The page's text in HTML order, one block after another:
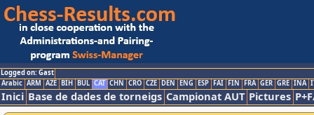
Logged on: Gast
Arabic ARM AZE BIH BUL CAT CHN CRO CZE DEN ENG ESP FAI FIN FRA GER GRE INA
Inici Base de dades de torneigs Campionat AUT Pictures